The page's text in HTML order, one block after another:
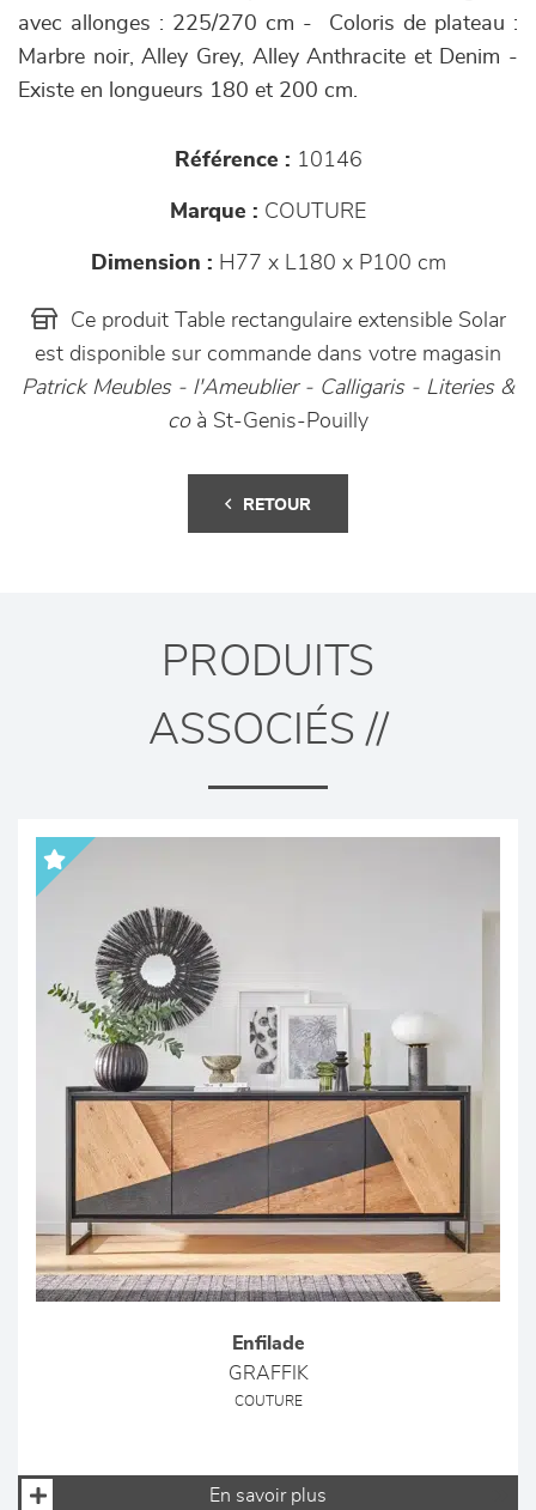
avec allonges : 225/270 cm - Coloris de plateau :
Marbre noir, Alley Grey, Alley Anthracite et Denim -
Existe en longueurs 180 et 200 cm.
Référence : 10146
Marque : COUTURE
Dimension : H77 x L180 x P100 cm
Ce produit Table rectangulaire extensible Solar
est disponible sur commande dans votre magasin
Patrick Meubles - l'Ameublier - Calligaris - Literies &
coà St-Genis-Pouilly
RETOUR
PRODUITS
ASSOCIÉS //
Enfilade
GRAFFIK
COUTURE
En savoir plus